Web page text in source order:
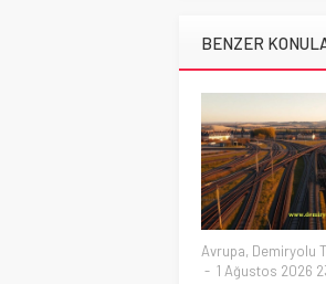
BENZER
Avrupa, Demiryolu
1 Ağustos 2026